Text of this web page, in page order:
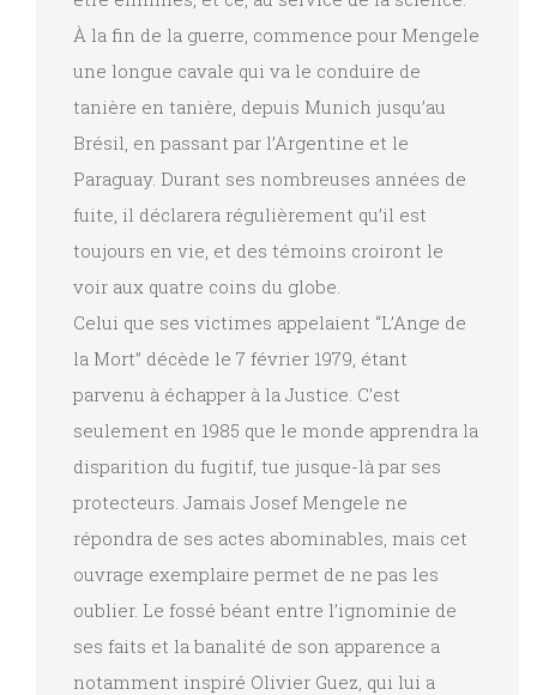
À la fin de la guerre, commence pour Mengele
une longue cavale qui va le conduire de
tanière en tanière, depuis Munich jusqu’au
Brésil, en passant par l’Argentine et le
Paraguay. Durant ses nombreuses années de
fuite, il déclarera régulièrement qu’il est
toujours en vie, et des témoins croiront le
voir aux quatre coins du globe.
Celui que ses victimes appelaient “L’Ange de
la Mort” décède le 7 février 1979, étant
parvenu à échapper à la Justice. C’est
seulement en 1985 que le monde apprendra la
disparition du fugitif, tue jusque-là par ses
protecteurs. Jamais Josef Mengele ne
répondra de ses actes abominables, mais cet
ouvrage exemplaire permet de ne pas les
oublier. Le fossé béant entre l’ignominie de
ses faits et la banalité de son apparence a
notamment inspiré Olivier Guez, qui lui a